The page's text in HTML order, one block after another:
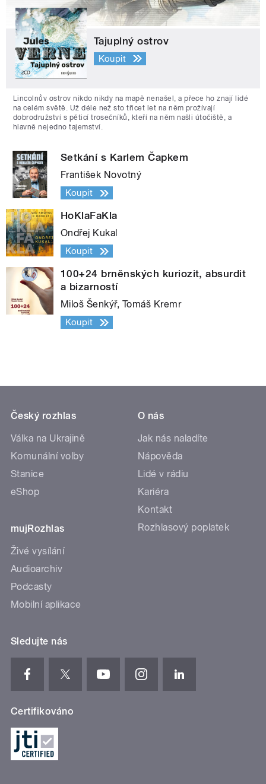
Tajuplný ostrov
Koupit
Lincolnův ostrov nikdo nikdy na mapě nenašel, a přece ho znají lidé
na celém světě. Už déle než sto třicet let na něm prožívají
dobrodružství s pěticí trosečníků, kteří na něm našli útočiště, a
hlavně nejedno tajemství.
Setkání s Karlem Čapkem
František Novotný
Koupit
HoKlaFaKla
Ondřej Kukal
Koupit
100+24 brněnských kuriozit, absurdit
a bizarností
Miloš Šenkýř, Tomáš Kremr
Koupit
Český rozhlas
Válka na Ukrajině
Komunální volby
Stanice
eShop
mujRozhlas
Živé vysílání
Audioarchiv
Podcasty
Mobilní aplikace
O nás
Jak nás naladíte
Nápověda
Lidé v rádiu
Kariéra
Kontakt
Rozhlasový poplatek
Sledujte nás
Certifikováno